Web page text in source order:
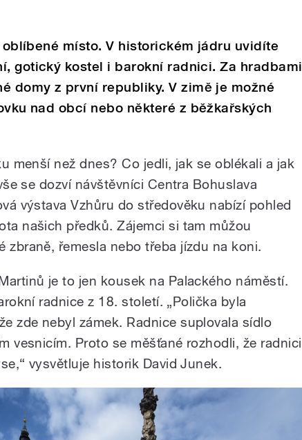
místo. V historickém jádru uvidíte
gotický kostel i barokní radnici. Za hradbami
domy z první republiky. V zimě je možné
nad obcí nebo některé z běžkařských
menší než dnes? Co jedli, jak se oblékali a jak
se dozví návštěvníci Centra Bohuslava
výstava Vzhůru do středověku nabízí pohled
našich předků. Zájemci si tam můžou
zbraně, řemesla nebo třeba jízdu na koni.
je to jen kousek na Palackého náměstí.
radnice z 18. století. „Polička byla
zde nebyl zámek. Radnice suplovala sídlo
vesnicím. Proto se měšťané rozhodli, že radnici
vysvětluje historik David Junek.